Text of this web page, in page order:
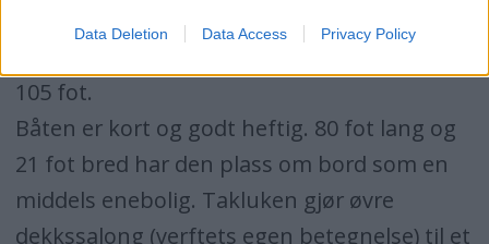
Data Deletion Data Access Privacy Policy
custombasis, men er i ferd med å slå seg
105 fot.
Båten er kort og godt heftig. 80 fot lang og
21 fot bred har den plass om bord som en
middels enebolig. Takluken gjør øvre
dekkssalong (verftets egen betegnelse) til et